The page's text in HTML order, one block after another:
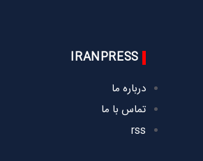
IRANPRESS
درباره ما
تماس با ما
rss